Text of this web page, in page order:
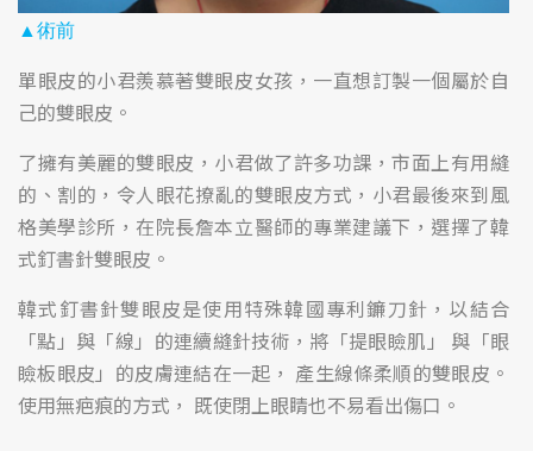
▲術前
單眼皮的小君羨慕著雙眼皮女孩，一直想訂製一個屬於自
己的雙眼皮。
了擁有美麗的雙眼皮，小君做了許多功課，市面上有用縫
的、割的，令人眼花撩亂的雙眼皮方式，小君最後來到風
格美學診所，在院長詹本立醫師的專業建議下，選擇了韓
式釘書針雙眼皮。
韓式釘書針雙眼皮是使用特殊韓國專利鐮刀針，以結合
「點」與「線」的連續縫針技術，將「提眼瞼肌」 與「眼
瞼板眼皮」的皮膚連結在一起， 產生線條柔順的雙眼皮。
使用無疤痕的方式， 既使閉上眼睛也不易看出傷口。